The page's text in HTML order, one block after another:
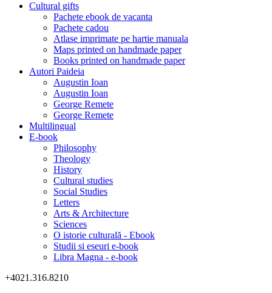
Cultural gifts
Pachete ebook de vacanta
Pachete cadou
Atlase imprimate pe hartie manuala
Maps printed on handmade paper
Books printed on handmade paper
Autori Paideia
Augustin Ioan
Augustin Ioan
George Remete
George Remete
Multilingual
E-book
Philosophy
Theology
History
Cultural studies
Social Studies
Letters
Arts & Architecture
Sciences
O istorie culturală - Ebook
Studii si eseuri e-book
Libra Magna - e-book
+4021.316.8210